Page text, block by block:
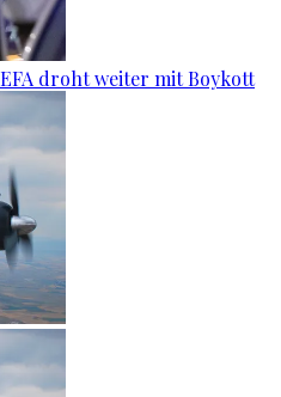
droht weiter mit Boykott